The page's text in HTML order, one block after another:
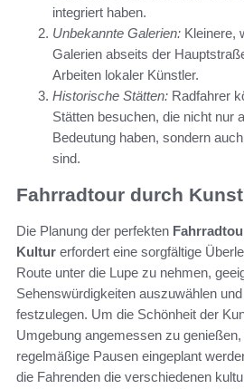
integriert haben.
Unbekannte Galerien: Kleinere,
Galerien abseits der
Arbeiten lokaler Künstler.
Historische Stätten: Radfahrer
Stätten besuchen, die nicht nur
Bedeutung haben, sondern
sind.
Fahrradtour durch
Die Planung der perfekten
Kultur erfordert eine sorgfältige
Route unter die Lupe zu nehmen,
Sehenswürdigkeiten auszuwählen
festzulegen. Um die Schönheit der
Umgebung angemessen zu
regelmäßige Pausen eingeplant
die Fahrenden die verschiedenen